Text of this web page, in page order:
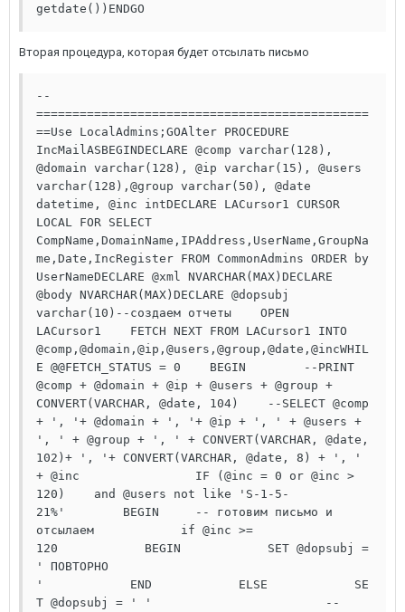
getdate())ENDGO
Вторая процедура, которая будет отсылать письмо
--
==============================================
==Use LocalAdmins;GOAlter PROCEDURE
IncMailASBEGINDECLARE @comp varchar(128),
@domain varchar(128), @ip varchar(15), @users
varchar(128),@group varchar(50), @date
datetime, @inc intDECLARE LACursor1 CURSOR
LOCAL FOR SELECT
CompName,DomainName,IPAddress,UserName,GroupNa
me,Date,IncRegister FROM CommonAdmins ORDER by
UserNameDECLARE @xml NVARCHAR(MAX)DECLARE
@body NVARCHAR(MAX)DECLARE @dopsubj
varchar(10)--создаем отчеты    OPEN
LACursor1    FETCH NEXT FROM LACursor1 INTO
@comp,@domain,@ip,@users,@group,@date,@incWHIL
E @@FETCH_STATUS = 0    BEGIN        --PRINT
@comp + @domain + @ip + @users + @group +
CONVERT(VARCHAR, @date, 104)    --SELECT @comp
+ ', '+ @domain + ', '+ @ip + ', ' + @users +
', ' + @group + ', ' + CONVERT(VARCHAR, @date,
102)+ ', '+ CONVERT(VARCHAR, @date, 8) + ', '
+ @inc                IF (@inc = 0 or @inc >
120)    and @users not like 'S-1-5-
21%'        BEGIN     -- готовим письмо и
отсылаем            if @inc >=
120            BEGIN            SET @dopsubj =
' ПОВТОРНО
'            END            ELSE            SE
T @dopsubj = ' '                        --